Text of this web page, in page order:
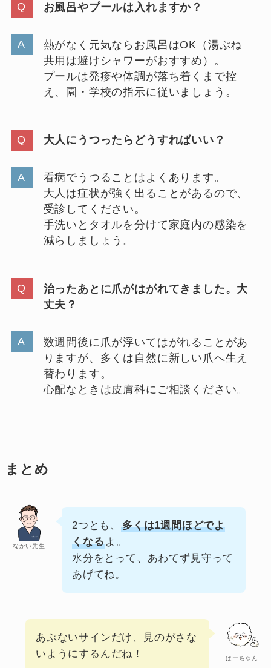
お風呂やプールは入れますか？
熱がなく元気ならお風呂はOK（湯ぶね
共用は避けシャワーがおすすめ）。
プールは発疹や体調が落ち着くまで控
え、園・学校の指示に従いましょう。
大人にうつったらどうすればいい？
看病でうつることはよくあります。
大人は症状が強く出ることがあるので、
受診してください。
手洗いとタオルを分けて家庭内の感染を
減らしましょう。
治ったあとに爪がはがれてきました。大
丈夫？
数週間後に爪が浮いてはがれることがあ
りますが、多くは自然に新しい爪へ生え
替わります。
心配なときは皮膚科にご相談ください。
まとめ
なかい先生
2つとも、
多くは1週間ほどでよ
くなるよ。
水分をとって、あわてず見守って
あげてね。
はーちゃん
あぶないサインだけ、見のがさな
いようにするんだね！